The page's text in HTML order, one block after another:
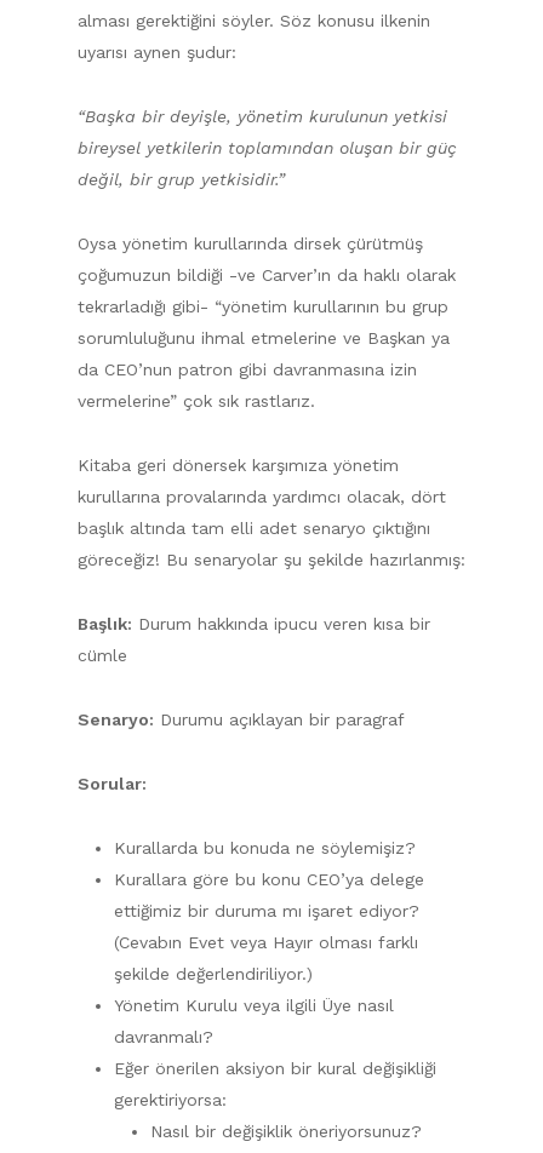
alması gerektiğini söyler. Söz konusu ilkenin
uyarısı aynen şudur:
“Başka bir deyişle, yönetim kurulunun yetkisi
bireysel yetkilerin toplamından oluşan bir güç
değil, bir grup yetkisidir.”
Oysa yönetim kurullarında dirsek çürütmüş
çoğumuzun bildiği -ve Carver’ın da haklı olarak
tekrarladığı gibi- “yönetim kurullarının bu grup
sorumluluğunu ihmal etmelerine ve Başkan ya
da CEO’nun patron gibi davranmasına izin
vermelerine” çok sık rastlarız.
Kitaba geri dönersek karşımıza yönetim
kurullarına provalarında yardımcı olacak, dört
başlık altında tam elli adet senaryo çıktığını
göreceğiz! Bu senaryolar şu şekilde hazırlanmış:
Başlık: Durum hakkında ipucu veren kısa bir
cümle
Senaryo: Durumu açıklayan bir paragraf
Sorular:
Kurallarda bu konuda ne söylemişiz?
Kurallara göre bu konu CEO’ya delege
ettiğimiz bir duruma mı işaret ediyor?
(Cevabın Evet veya Hayır olması farklı
şekilde değerlendiriliyor.)
Yönetim Kurulu veya ilgili Üye nasıl
davranmalı?
Eğer önerilen aksiyon bir kural değişikliği
gerektiriyorsa:
Nasıl bir değişiklik öneriyorsunuz?